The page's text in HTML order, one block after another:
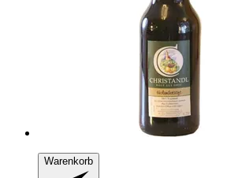
Warenkorb